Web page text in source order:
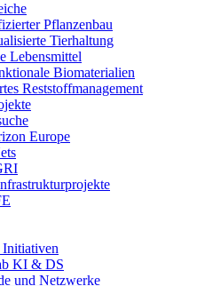
Pflanzenbau
Tierhaltung
Lebensmittel
Biomaterialien
Reststoffmanagement
Europe
KI & DS
und Netzwerke